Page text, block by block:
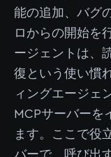
能の追加、バグ
ロからの開始を
ージェントは、
復という使い慣
ィングエージェ
MCPサーバーを
ます。ここで役